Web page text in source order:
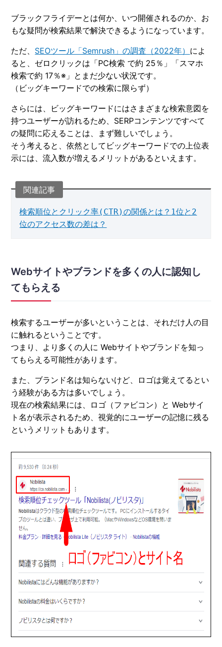
ブラックフライデーとは何か、いつ開催されるのか、お
もな疑問が検索結果で解決できるようになっています。
ただ、 SEOツール「Semrush」の調査（2022年） によ
ると、ゼロクリックは「PC検索 で約 25％」「スマホ
検索で約 17％※」とまだ少ない状況です。
（ビッグキーワードでの検索に限らず）
さらには、ビッグキーワードにはさまざまな検索意図を
持つユーザーが訪れるため、SERPコンテンツですべて
の疑問に応えることは、まず難しいでしょう。
そう考えると、依然としてビッグキーワードでの上位表
示には、流入数が増えるメリットがあるといえます。
検索順位とクリック率(CTR)の関係とは？1位と2
位のアクセス数の差は？
Webサイトやブランドを多くの人に認知し
てもらえる
検索するユーザーが多いということは、それだけ人の目
に触れるということです。
つまり、より多くの人に Webサイトやブランドを知っ
てもらえる可能性があります。
また、ブランド名は知らないけど、ロゴは覚えてるとい
う経験がある方は多いでしょう。
現在の検索結果には、ロゴ（ファビコン）と Webサイ
ト名が表示されるため、視覚的にユーザーの記憶に残る
というメリットもあります。